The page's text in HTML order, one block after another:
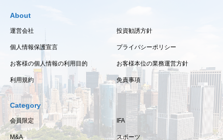
About
運営会社 投資勧誘方針
個人情報保護宣言 プライバシーポリシー
お客様の個人情報の利用目的 お客様本位の業務運営方針
利用規約 免責事項
Category
会員限定 IFA
M&A スポーツ